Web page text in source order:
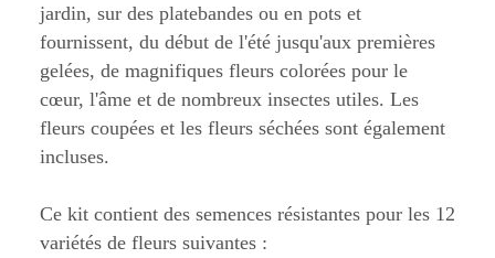
jardin, sur des platebandes ou en pots et
fournissent, du début de l'été jusqu'aux premières
gelées, de magnifiques fleurs colorées pour le
cœur, l'âme et de nombreux insectes utiles. Les
fleurs coupées et les fleurs séchées sont également
incluses.
Ce kit contient des semences résistantes pour les 12
variétés de fleurs suivantes :